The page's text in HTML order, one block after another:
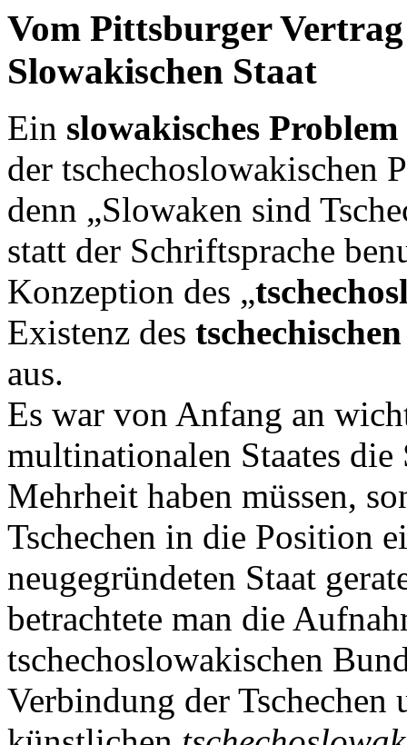
Vom Pittsburger
Slowakischen Staat
Ein slowakisches Problem
der
denn „Slowaken sind
statt der Schriftsprache
Konzeption des „
Existenz des tschechischen
aus.
Es war von Anfang an
multinationalen Staates
Mehrheit haben müssen,
Tschechen in die Position
neugegründeten Staat
betrachtete man die
tschechoslowakischen
Verbindung der